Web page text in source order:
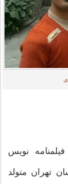
نویس
سال 1364 در لواسان تهران متولد